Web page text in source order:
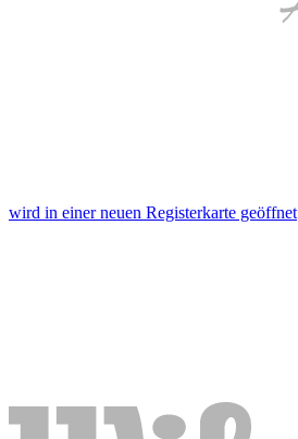
wird in einer neuen Registerkarte geöffnet